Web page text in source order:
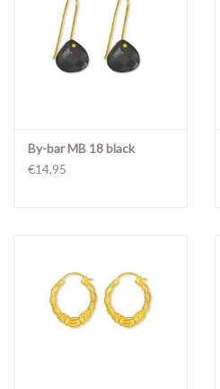
By-bar MB 18 black
€14,95